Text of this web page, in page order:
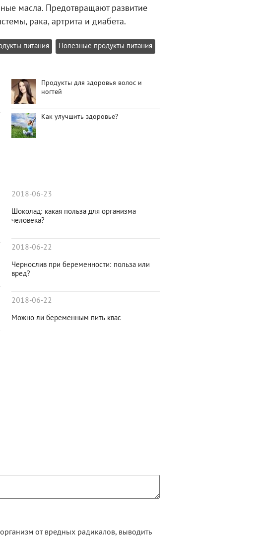
масла. Предотвращают развитие
рака, артрита и диабета.
питания Полезные продукты питания
Продукты для здоровья волос и
ногтей
Как улучшить здоровье?
2018-06-23
Шоколад: какая польза для организма
человека?
2018-06-22
Чернослив при беременности: польза или
вред?
2018-06-22
Можно ли беременным пить квас
от вредных радикалов, выводить